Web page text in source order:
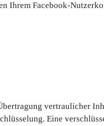
Ihrem Facebook-
vertraulicher
Eine